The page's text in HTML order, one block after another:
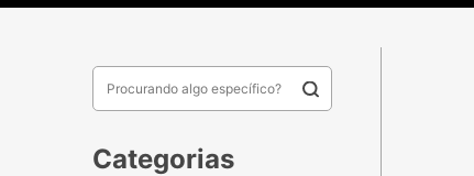
Categorias